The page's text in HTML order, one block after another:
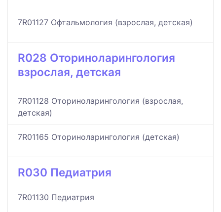
7R01127 Офтальмология (взрослая, детская)
R028 Оториноларингология
взрослая, детская
7R01128 Оториноларингология (взрослая,
детская)
7R01165 Оториноларингология (детская)
R030 Педиатрия
7R01130 Педиатрия